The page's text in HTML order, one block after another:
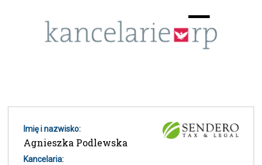
☰
Imię i nazwisko:
Agnieszka Podlewska
Kancelaria: